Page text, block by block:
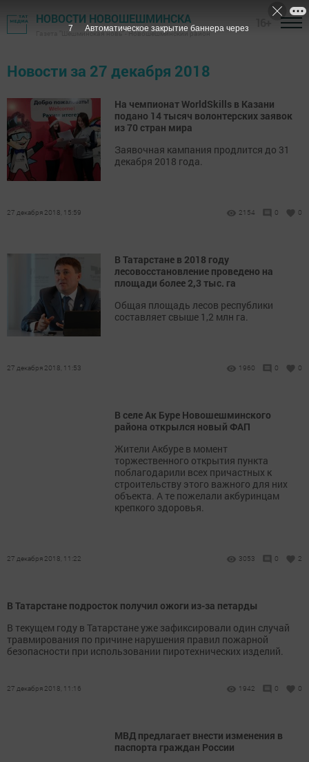
НОВОСТИ НОВОШЕШМИНСКА
Газета "Шешминская новь" - Новошешминский район
Новости за 27 декабря 2018
На чемпионат WorldSkills в Казани
подано 14 тысяч волонтерских заявок
из 70 стран мира
Заявочная кампания продлится до 31
декабря 2018 года.
27 декабря 2018, 15:59 2154 0 0
В Татарстане в 2018 году
лесовосстановление проведено на
площади более 2,3 тыс. га
Общая площадь лесов республики
составляет свыше 1,2 млн га.
27 декабря 2018, 11:53 1960 0 0
В селе Ак Буре Новошешминского
района открылся новый ФАП
Жители Акбуре в момент
торжественного открытия пункта
поблагодарили всех причастных к
строительству этого важного для них
объекта. А те пожелали акбуринцам
крепкого здоровья.
27 декабря 2018, 11:22 3053 0 2
В Татарстане подросток получил ожоги из-за петарды
В текущем году в Татарстане уже зафиксировали один случай
травмирования по причине нарушения правил пожарной
безопасности при использовании пиротехнических изделий.
27 декабря 2018, 11:16 1942 0 0
МВД предлагает внести изменения в
паспорта граждан России
7 Автоматическое закрытие баннера через